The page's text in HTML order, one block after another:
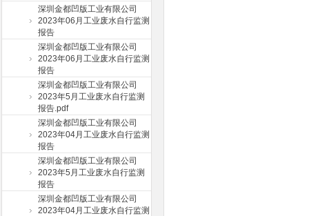
深圳金都凹版工业有限公司
2023年06月工业废水自行监测
报告
深圳金都凹版工业有限公司
2023年06月工业废水自行监测
报告
深圳金都凹版工业有限公司
2023年5月工业废水自行监测
报告.pdf
深圳金都凹版工业有限公司
2023年04月工业废水自行监测
报告
深圳金都凹版工业有限公司
2023年5月工业废水自行监测
报告
深圳金都凹版工业有限公司
2023年04月工业废水自行监测